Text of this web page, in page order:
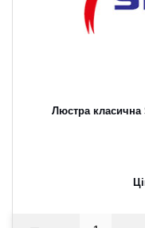
Люстра класична